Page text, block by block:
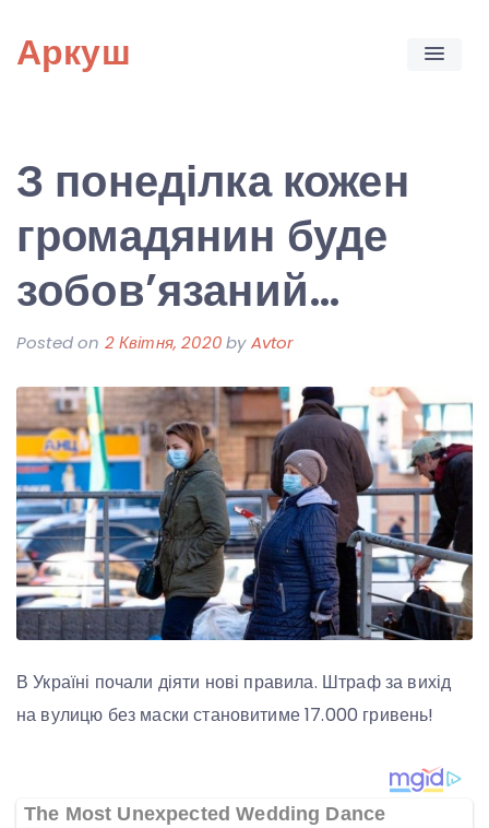
content
Аркуш
З понеділка кожен
громадянин буде
зобов’язаний…
Posted on 2 Квітня, 2020byAvtor
В Україні почали діяти нові правила. Штраф за вихід
на вулицю без маски становитиме 17.000 гривень!